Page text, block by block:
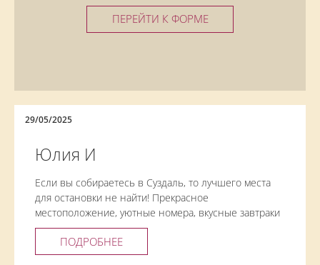
29/05/2025
Юлия И
Если вы собираетесь в Суздаль, то лучшего места
для остановки не найти! Прекрасное
местоположение, уютные номера, вкусные завтраки
и очень душевный персонал! А что ещё нужно?!
Однозначно рекомендую. Но бронируйте заранее. В
отеле всего 40 номеров, и они имеют свойство
ПОДРОБНЕЕ
ПЕРЕЙТИ К ФОРМЕ